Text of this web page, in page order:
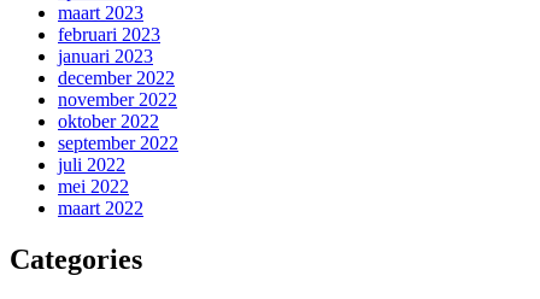
maart 2023
februari 2023
januari 2023
december 2022
november 2022
oktober 2022
september 2022
juli 2022
mei 2022
maart 2022
Categories